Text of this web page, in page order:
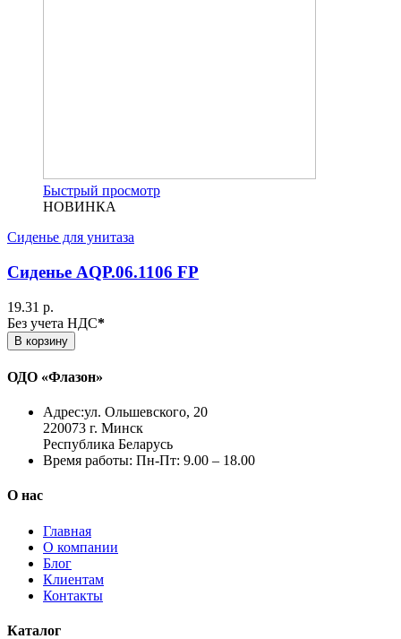
Быстрый просмотр
НОВИНКА
Сиденье для унитаза
Сиденье AQP.06.1106 FP
19.31 р.
Без учета НДС*
В корзину
ОДО «Флазон»
Адрес:ул. Ольшевского, 20
220073 г. Минск
Республика Беларусь
Время работы: Пн-Пт: 9.00 – 18.00
О нас
Главная
О компании
Блог
Клиентам
Контакты
Каталог